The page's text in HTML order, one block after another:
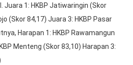
Juara 1: HKBP Jatiwaringin (Skor
(Skor 84,17) Juara 3: HKBP Pasar
Harapan 1: HKBP Rawamangun
Menteng (Skor 83,10) Harapan 3: